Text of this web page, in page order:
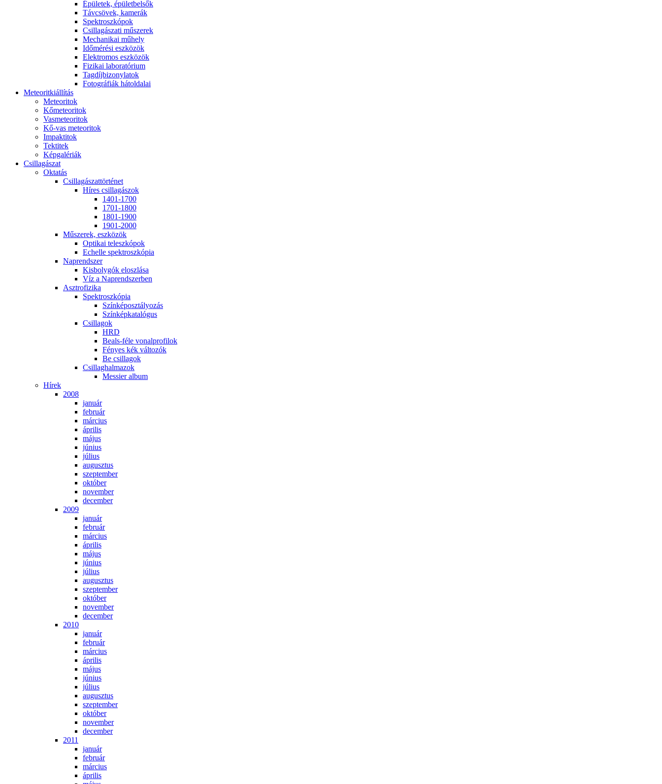
Épü­le­tek, épü­let­bel­sők
Táv­csö­vek, ka­me­rák
Spekt­rosz­kó­pok
Csil­la­gá­sza­ti mű­sze­rek
Me­cha­ni­kai mű­hely
Idő­mé­ré­si esz­kö­zök
Elekt­ro­mos esz­kö­zök
Fi­zi­kai la­bo­ra­tó­ri­um
Tag­díj­bi­zony­la­tok
Fo­tog­rá­fi­ák hát­ol­da­lai
Me­te­o­rit­ki­ál­lí­tás
Me­te­o­ri­tok
Kő­me­te­o­ri­tok
Vas­me­te­o­ri­tok
Kő-vas me­te­o­ri­tok
Imp­ak­ti­tok
Tek­ti­tek
Kép­ga­lé­ri­ák
Csil­la­gá­szat
Ok­ta­tás
Csil­la­gá­szat­tör­té­net
Hí­res csil­la­gá­szok
1401-1700
1701-1800
1801-1900
1901-2000
Mű­sze­rek, esz­kö­zök
Op­ti­kai te­lesz­kó­pok
Echel­le spekt­rosz­kó­pia
Nap­rend­szer
Kis­boly­gók el­osz­lá­sa
Víz a Nap­rend­szer­ben
Aszt­ro­fi­zi­ka
Spekt­rosz­kó­pia
Szín­kép­osz­tá­lyo­zás
Szín­kép­ka­ta­ló­gus
Csil­la­gok
HRD
Be­als-fé­le vo­nal­pro­fi­lok
Fé­nyes kék vál­to­zók
Be csil­la­gok
Csil­lag­hal­ma­zok
Mes­si­er al­bum
Hí­rek
2008
ja­nu­ár
feb­ru­ár
már­ci­us
áp­ri­lis
má­jus
jú­ni­us
jú­li­us
au­gusz­tus
szep­tem­ber
ok­tó­ber
no­vem­ber
de­cem­ber
2009
ja­nu­ár
feb­ru­ár
már­ci­us
áp­ri­lis
má­jus
jú­ni­us
jú­li­us
au­gusz­tus
szep­tem­ber
ok­tó­ber
no­vem­ber
de­cem­ber
2010
ja­nu­ár
feb­ru­ár
már­ci­us
áp­ri­lis
má­jus
jú­ni­us
jú­li­us
au­gusz­tus
szep­tem­ber
ok­tó­ber
no­vem­ber
de­cem­ber
2011
ja­nu­ár
feb­ru­ár
már­ci­us
áp­ri­lis